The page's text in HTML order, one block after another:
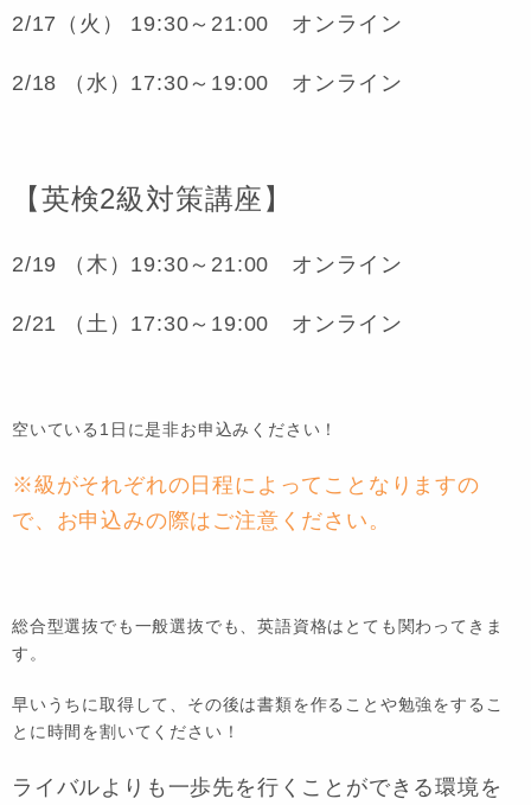
2/17（火） 19:30～21:00 オンライン
2/18 （水）17:30～19:00 オンライン
【英検2級対策講座】
2/19 （木）19:30～21:00 オンライン
2/21 （土）17:30～19:00 オンライン
空いている1日に是非お申込みください！
※級がそれぞれの日程によってことなりますの
で、お申込みの際はご注意ください。
総合型選抜でも一般選抜でも、英語資格はとても関わってきま
す。
早いうちに取得して、その後は書類を作ることや勉強をするこ
とに時間を割いてください！
ライバルよりも一歩先を行くことができる環境を